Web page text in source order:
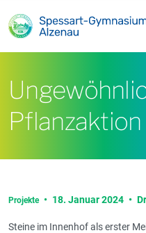
Pflanzaktion
Projekte • 18. Januar 2024 •
Steine im Innenhof als erster